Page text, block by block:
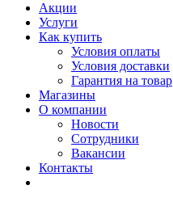
Акции
Услуги
Как купить
Условия оплаты
Условия доставки
Гарантия на товар
Магазины
О компании
Новости
Сотрудники
Вакансии
Контакты